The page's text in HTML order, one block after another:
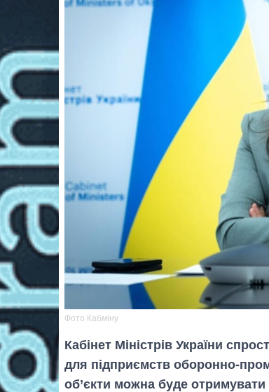
Фото Кабміну
Кабінет Міністрів України
для підприємств оборонно-
об’єкти можна буде отримувати